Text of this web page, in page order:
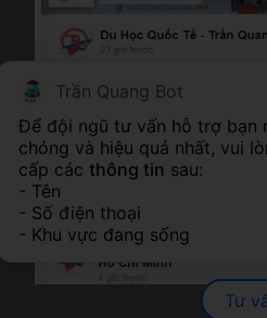
FANPAGE TP HỒ CHÍ MINH
Trần Quang Bot
Để đội ngũ tư vấn hỗ trợ bạn
chóng và hiệu quả nhất, vui
cấp các thông tin sau:
- Tên
- Số điện thoại
- Khu vực đang sống
Tư